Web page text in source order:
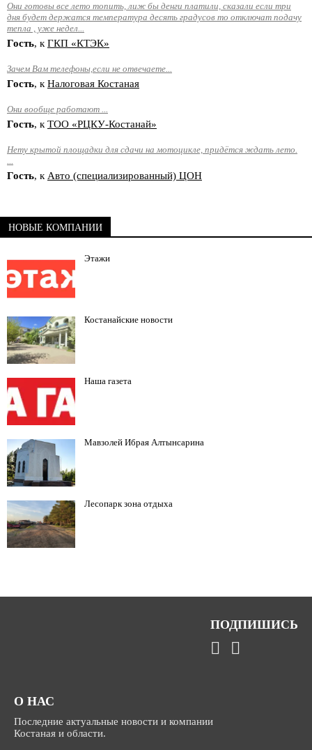
Они готовы все лето топить, лиж бы денги платили, сказали если три
дня будет держатся температура десять градусов то отключат подачу
тепла , уже недел...
Гость, к ГКП «КТЭК»
Зачем Вам телефоны,если не отвечаете...
Гость, к Налоговая Костаная
Они вообще работают ...
Гость, к ТОО «РЦКУ-Костанай»
Нету крытой площадки для сдачи на мотоцикле, придётся ждать лето.
...
Гость, к Авто (специализированный) ЦОН
НОВЫЕ КОМПАНИИ
Этажи
Костанайские новости
Наша газета
Мавзолей Ибрая Алтынсарина
Лесопарк зона отдыха
О НАС
Последние актуальные новости и компании
Костаная и области.
ПОДПИШИСЬ